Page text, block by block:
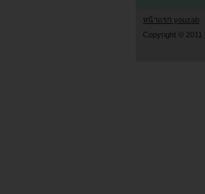
หน้าแรก youzab
Copyright © 2011